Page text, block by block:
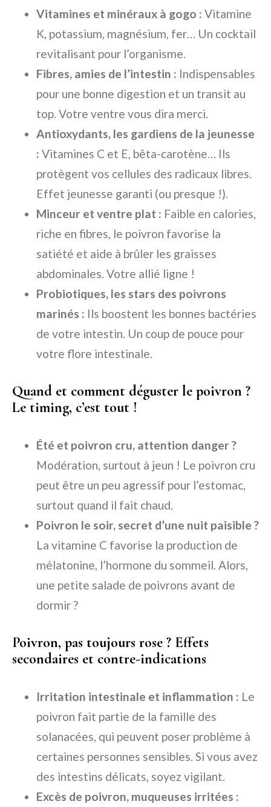
Vitamines et minéraux à gogo : Vitamine
K, potassium, magnésium, fer… Un cocktail
revitalisant pour l’organisme.
Fibres, amies de l’intestin : Indispensables
pour une bonne digestion et un transit au
top. Votre ventre vous dira merci.
Antioxydants, les gardiens de la jeunesse
: Vitamines C et E, bêta-carotène… Ils
protègent vos cellules des radicaux libres.
Effet jeunesse garanti (ou presque !).
Minceur et ventre plat : Faible en calories,
riche en fibres, le poivron favorise la
satiété et aide à brûler les graisses
abdominales. Votre allié ligne !
Probiotiques, les stars des poivrons
marinés : Ils boostent les bonnes bactéries
de votre intestin. Un coup de pouce pour
votre flore intestinale.
Quand et comment déguster le poivron ?
Le timing, c’est tout !
Été et poivron cru, attention danger ?
Modération, surtout à jeun ! Le poivron cru
peut être un peu agressif pour l’estomac,
surtout quand il fait chaud.
Poivron le soir, secret d’une nuit paisible ?
La vitamine C favorise la production de
mélatonine, l’hormone du sommeil. Alors,
une petite salade de poivrons avant de
dormir ?
Poivron, pas toujours rose ? Effets
secondaires et contre-indications
Irritation intestinale et inflammation : Le
poivron fait partie de la famille des
solanacées, qui peuvent poser problème à
certaines personnes sensibles. Si vous avez
des intestins délicats, soyez vigilant.
Excès de poivron, muqueuses irritées :